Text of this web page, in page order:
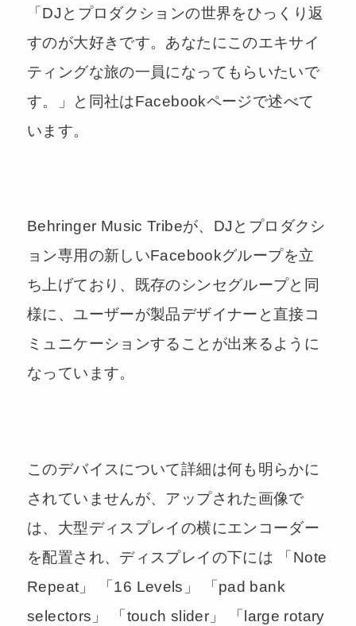
「DJとプロダクションの世界をひっくり返
すのが大好きです。あなたにこのエキサイ
ティングな旅の一員になってもらいたいで
す。」と同社はFacebookページで述べて
います。
Behringer Music Tribeが、DJとプロダクシ
ョン専用の新しいFacebookグループを立
ち上げており、既存のシンセグループと同
様に、ユーザーが製品デザイナーと直接コ
ミュニケーションすることが出来るように
なっています。
このデバイスについて詳細は何も明らかに
されていませんが、アップされた画像で
は、大型ディスプレイの横にエンコーダー
を配置され、ディスプレイの下には 「Note
Repeat」 「16 Levels」 「pad bank
selectors」 「touch slider」 「large rotary